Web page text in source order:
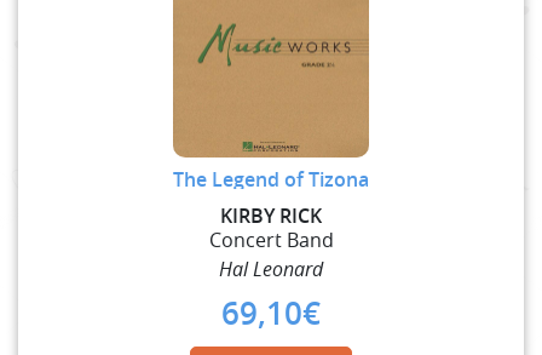
The Legend of Tizona
KIRBY RICK
Concert Band
Hal Leonard
69,10€